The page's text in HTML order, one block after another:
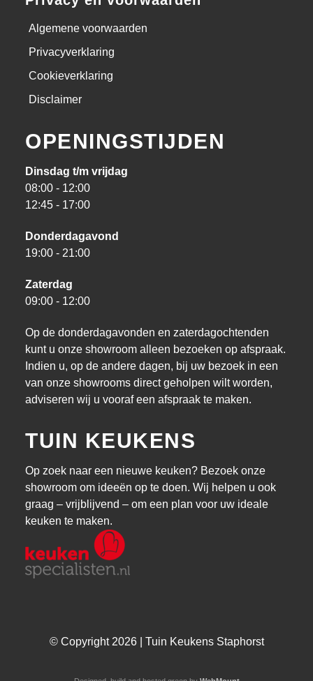
Algemene voorwaarden
Privacyverklaring
Cookieverklaring
Disclaimer
OPENINGSTIJDEN
Dinsdag t/m vrijdag
08:00 - 12:00
12:45 - 17:00
Donderdagavond
19:00 - 21:00
Zaterdag
09:00 - 12:00
Op de donderdagavonden en zaterdagochtenden
kunt u onze showroom alleen bezoeken op afspraak.
Indien u, op de andere dagen, bij uw bezoek in een
van onze showrooms direct geholpen wilt worden,
adviseren wij u vooraf een afspraak te maken.
TUIN KEUKENS
Op zoek naar een nieuwe keuken? Bezoek onze
showroom om ideeën op te doen. Wij helpen u ook
graag – vrijblijvend – om een plan voor uw ideale
keuken te maken.
© Copyright 2026 | Tuin Keukens Staphorst